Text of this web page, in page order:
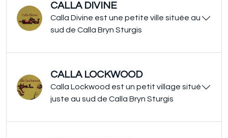
CALLA DIVINE
Calla Divine est une petite ville située au
sud de Calla Bryn Sturgis
CALLA LOCKWOOD
Calla Lockwood est un petit village situé
juste au sud de Calla Bryn Sturgis